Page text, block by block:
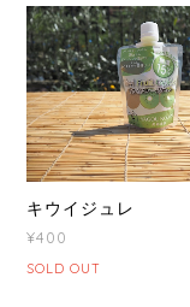
キウイジュレ
¥400
SOLD OUT